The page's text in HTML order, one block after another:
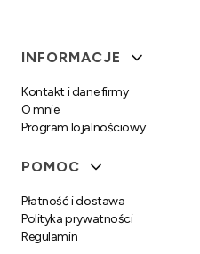
Linki w stopce
INFORMACJE
Kontakt i dane firmy
O mnie
Program lojalnościowy
POMOC
Płatność i dostawa
Polityka prywatności
Regulamin